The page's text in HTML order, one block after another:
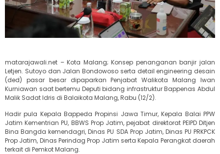
matarajawali.net – Kota Malang; Konsep penanganan banjir jalan
Letjen. Sutoyo dan Jalan Bondowoso serta detail engineering desain
(ded) pasar besar dipaparkan Penjabat Walikota Malang Iwan
Kurniawan saat bertemu Deputi bidang infrastruktur Bappenas Abdul
Malik Sadat Idris di Balaikota Malang, Rabu (12/2).
Hadir pula Kepala Bappeda Propinsi Jawa Timur, Kepala Balai PPW
Jatim Kementrian PU, BBWS Prop Jatim, pejabat direktorat PEIPD Ditjen
Bina Bangda kemendagri, Dinas PU SDA Prop Jatim, Dinas PU PRKPCK
Prop Jatim, Dinas Perindag Prop Jatim serta Kepala Perangkat daerah
terkait di Pemkot Malang.